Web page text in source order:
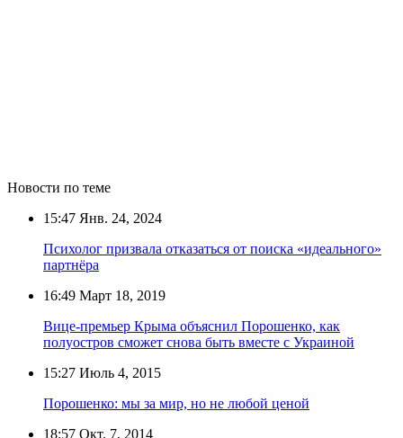
Новости по теме
15:47 Янв. 24, 2024
Психолог призвала отказаться от поиска «идеального»
партнёра
16:49 Март 18, 2019
Вице-премьер Крыма объяснил Порошенко, как
полуостров сможет снова быть вместе с Украиной
15:27 Июль 4, 2015
Порошенко: мы за мир, но не любой ценой
18:57 Окт. 7, 2014